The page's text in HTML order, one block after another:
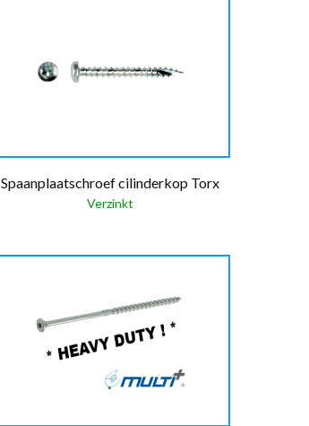
Spaanplaatschroef cilinderkop Torx
Verzinkt